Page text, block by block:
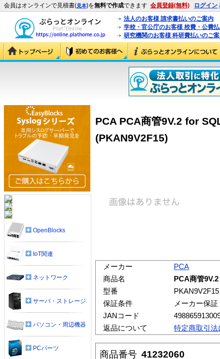
会員はオンラインで見積書(見本)を無料で作成できます 会員登録(無料) ログイン
法人のお客様 請求書払いのご案内
学校・官公庁のお客様 校費・公費
研究機関のお客様 科研費払いのご
PCA PCA商管9V.2 for
(PKAN9V2F15)
メーカー
PCA
商品名
PCA商管
型番
PKAN9V2F15
保証条件
メーカー保証
JANコード
返品について
特定商取引
商品番号 41232060
OpenBlocks
IoT関連
ネットワーク
サーバ・ストレージ
パソコン・周辺機器
PCパーツ